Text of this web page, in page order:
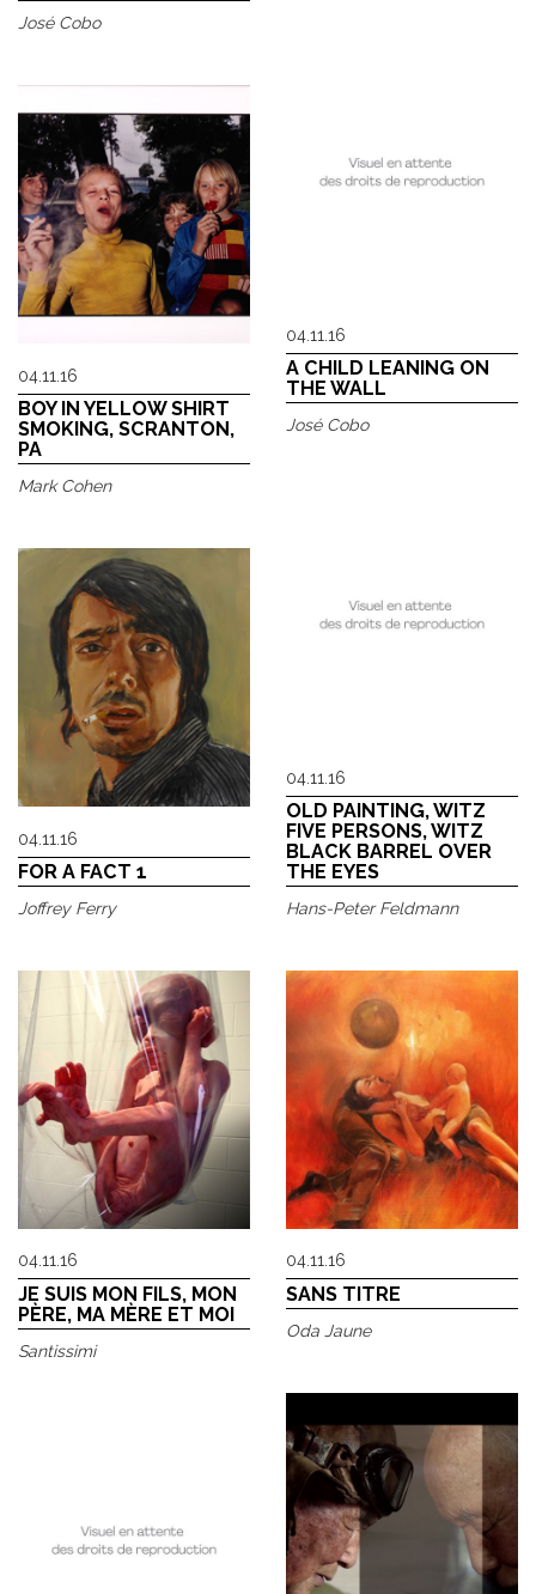
José Cobo
04.11.16
A CHILD LEANING ON
THE WALL
José Cobo
04.11.16
BOY IN YELLOW SHIRT
SMOKING, SCRANTON,
PA
Mark Cohen
04.11.16
OLD PAINTING, WITZ
FIVE PERSONS, WITZ
BLACK BARREL OVER
THE EYES
Hans-Peter Feldmann
04.11.16
FOR A FACT 1
Joffrey Ferry
04.11.16
JE SUIS MON FILS, MON
PÈRE, MA MÈRE ET MOI
Santissimi
04.11.16
SANS TITRE
Oda Jaune